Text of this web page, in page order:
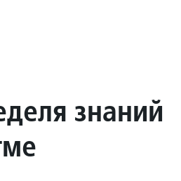
знаний